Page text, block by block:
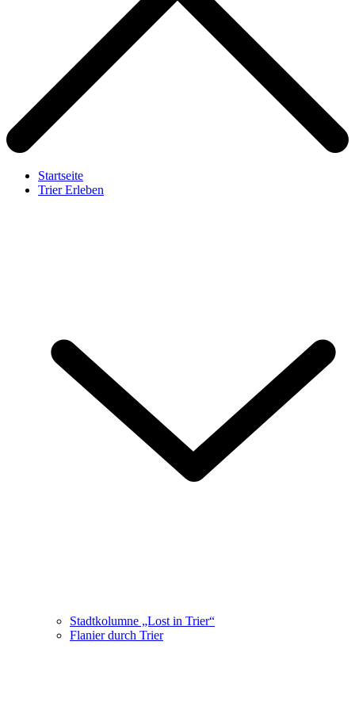
Startseite
Trier Erleben
Stadtkolumne „Lost in Trier“
Flanier durch Trier